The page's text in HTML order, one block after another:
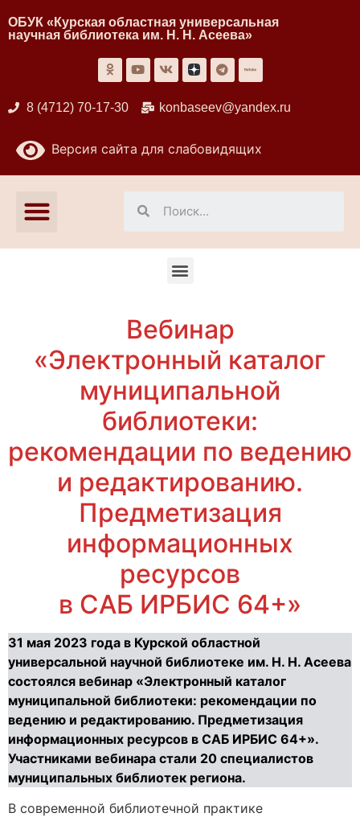
ОБУК «Курская областная универсальная
научная библиотека им. Н. Н. Асеева»
8 (4712) 70-17-30 konbaseev@yandex.ru
Версия сайта для слабовидящих
Вебинар
«Электронный каталог
муниципальной
библиотеки:
рекомендации по ведению
и редактированию.
Предметизация
информационных
ресурсов
в САБ ИРБИС 64+»
31 мая 2023 года в Курской областной
универсальной научной библиотеке им. Н. Н. Асеева
состоялся вебинар «Электронный каталог
муниципальной библиотеки: рекомендации по
ведению и редактированию. Предметизация
информационных ресурсов в САБ ИРБИС 64+».
Участниками вебинара стали 20 специалистов
муниципальных библиотек региона.
В современной библиотечной практике